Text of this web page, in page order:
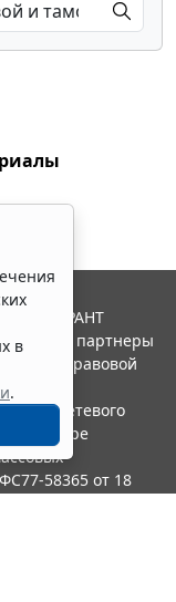
в
.
ГАРАНТ
и ее партнеры
правовой
сетевого
в сфере
58365 от 18